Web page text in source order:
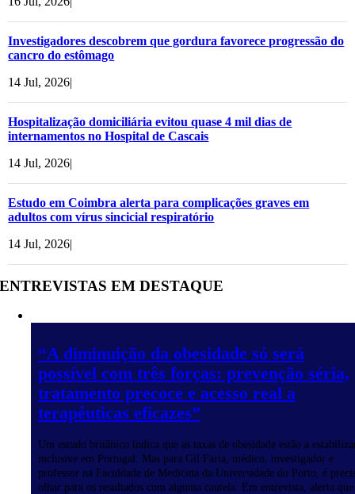
Investigadores descobrem que gordura favorece progressão do
cancro do estômago
14 Jul, 2026|
Hospitalização domiciliária evitou quase 4 mil dias de
internamentos no Hospital de Cascais
14 Jul, 2026|
Estudo em Coimbra alerta para complicações graves em
adultos com vírus sincicial respiratório
14 Jul, 2026|
ENTREVISTAS EM DESTAQUE
“A diminuição da obesidade só será
possível com três forças: prevenção séria,
tratamento precoce e acesso real a
terapêuticas eficazes”
Um estudo britânico indica que as taxas de obesidade estão a
inclusive em Portugal. Mas para Gil Faria, médico, investigador e
professor na Faculdade de Medicina da Universidade do Porto, é
olhar para os resultados com alguma cautela. Em entrevista, alerta que